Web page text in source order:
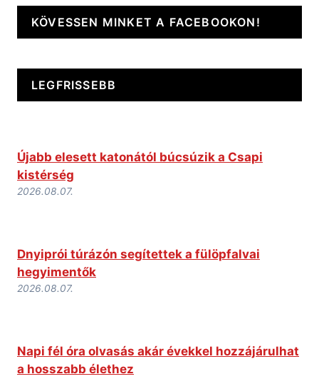
KÖVESSEN MINKET A FACEBOOKON!
LEGFRISSEBB
Újabb elesett katonától búcsúzik a Csapi
kistérség
2026.08.07.
Dnyiprói túrázón segítettek a fülöpfalvai
hegyimentők
2026.08.07.
Napi fél óra olvasás akár évekkel hozzájárulhat
a hosszabb élethez